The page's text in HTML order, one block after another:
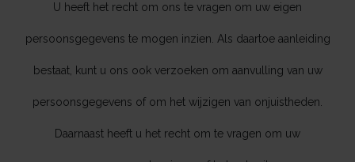
U heeft het recht om ons te vragen om uw eigen
persoonsgegevens te mogen inzien. Als daartoe aanleiding
bestaat, kunt u ons ook verzoeken om aanvulling van uw
persoonsgegevens of om het wijzigen van onjuistheden.
Daarnaast heeft u het recht om te vragen om uw